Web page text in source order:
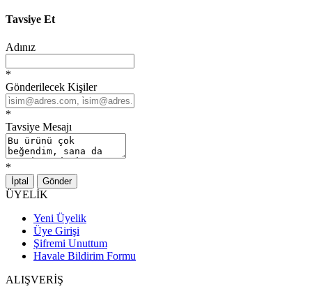
Tavsiye Et
Adınız
*
Gönderilecek Kişiler
*
Tavsiye Mesajı
*
İptal Gönder
ÜYELİK
Yeni Üyelik
Üye Girişi
Şifremi Unuttum
Havale Bildirim Formu
ALIŞVERİŞ